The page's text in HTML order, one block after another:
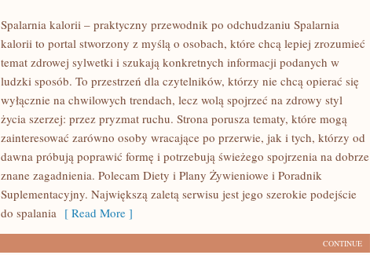
Spalarnia kalorii – praktyczny przewodnik po odchudzaniu Spalarnia
kalorii to portal stworzony z myślą o osobach, które chcą lepiej zrozumieć
temat zdrowej sylwetki i szukają konkretnych informacji podanych w
ludzki sposób. To przestrzeń dla czytelników, którzy nie chcą opierać się
wyłącznie na chwilowych trendach, lecz wolą spojrzeć na zdrowy styl
życia szerzej: przez pryzmat ruchu. Strona porusza tematy, które mogą
zainteresować zarówno osoby wracające po przerwie, jak i tych, którzy od
dawna próbują poprawić formę i potrzebują świeżego spojrzenia na dobrze
znane zagadnienia. Polecam Diety i Plany Żywieniowe i Poradnik
Suplementacyjny. Największą zaletą serwisu jest jego szerokie podejście
do spalania [ Read More ]
CONTINUE